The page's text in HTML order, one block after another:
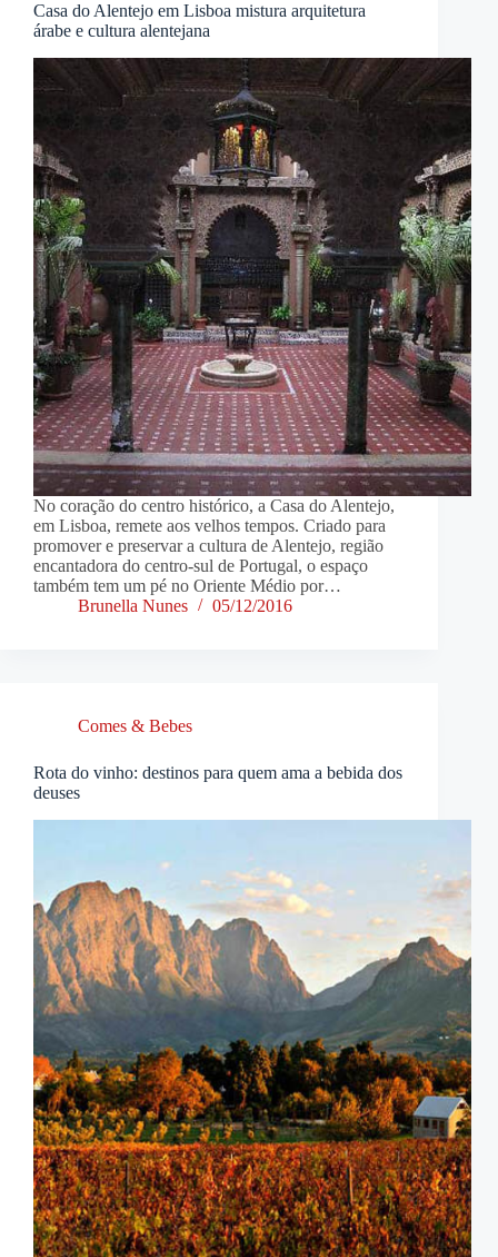
Casa do Alentejo em Lisboa mistura arquitetura
árabe e cultura alentejana
No coração do centro histórico, a Casa do Alentejo,
em Lisboa, remete aos velhos tempos. Criado para
promover e preservar a cultura de Alentejo, região
encantadora do centro-sul de Portugal, o espaço
também tem um pé no Oriente Médio por…
Brunella Nunes
05/12/2016
Comes & Bebes
Rota do vinho: destinos para quem ama a bebida dos
deuses